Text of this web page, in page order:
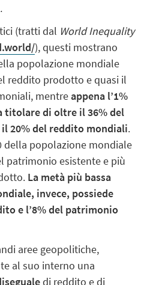
(tratti dal World Inequality
), questi mostrano
popolazione mondiale
reddito prodotto e quasi il
mentreappena l’1%
titolare di oltre il 36% del
20% del reddito mondiali.
della popolazione mondiale
patrimonio esistente e più
La metà più bassa
invece, possiede
e l’8% del patrimonio
aree geopolitiche,
al suo interno una
di reddito e di